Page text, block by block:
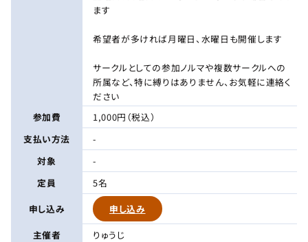
ます
希望者が多ければ月曜日、水曜日も開催します
サークルとしての参加ノルマや複数サークルへの
所属など、特に縛りはありません、お気軽に連絡く
ださい
参加費
1,000円（税込）
支払い方法
-
対象
-
定員
5名
申し込み
申し込み
主催者
りゅうじ